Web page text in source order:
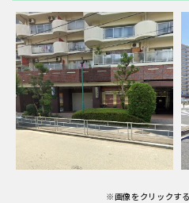
※画像をクリックする